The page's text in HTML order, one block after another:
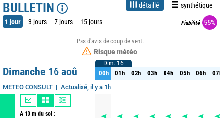
BULLETIN détaillé synthétique
1 jour 3 jours 7 jours 15 jours Fiabilité 55%
Pas d'avis de coup de vent.
Risque météo
Dimanche 16 aoû
METEO CONSULT Actualisé, il y a 1h
A 10 m du sol :
Dim. 16
00h 01h 02h 03h 04h 05h 06h
Dim. 16
00h 01h 02h 03h 04h 05h 06h